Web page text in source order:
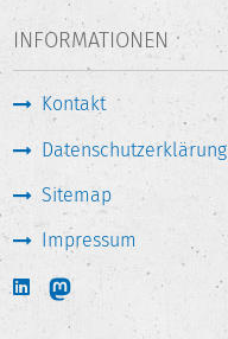
INFORMATIONEN
Kontakt
Datenschutzerklärung
Sitemap
Impressum